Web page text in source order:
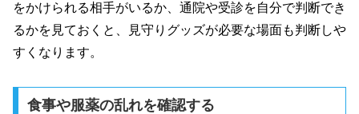
をかけられる相手がいるか、通院や受診を自分で判断でき
るかを見ておくと、見守りグッズが必要な場面も判断しや
すくなります。
食事や服薬の乱れを確認する